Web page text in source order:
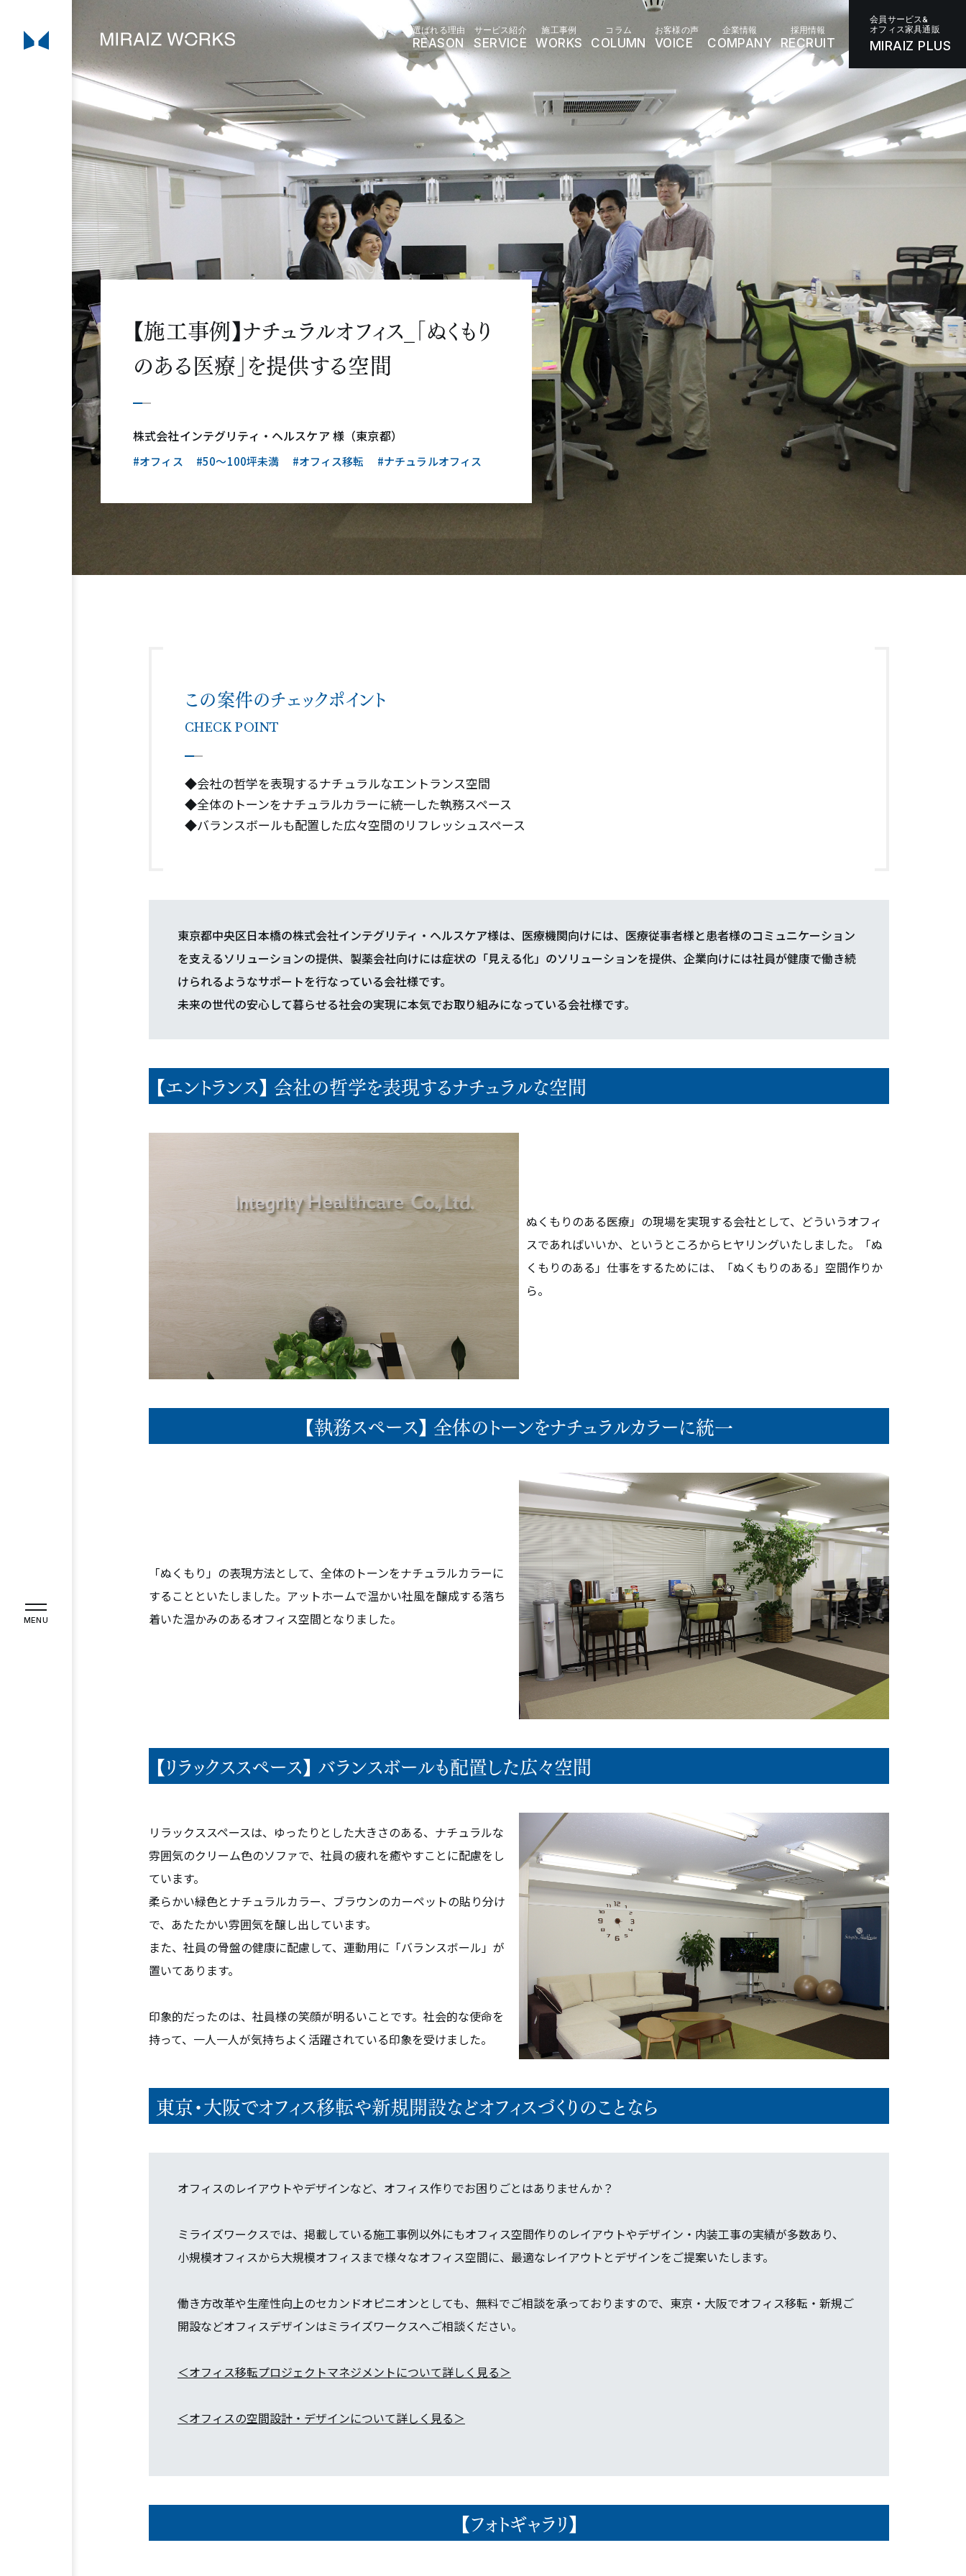
選ばれる理由
REASON
サービス紹介
SERVICE
施工事例
WORKS
コラム
COLUMN
お客様の声
VOICE
企業情報
COMPANY
採用情報
RECRUIT
会員サービス&
オフィス家具通販
MIRAIZ PLUS
MENU VOICE
RECRUIT 採用情報
Instagram Facebook
FAQ よくあるご質問
無料相談・お問い合わせ
オフィスデザイン/費用の
シミュレーション
会員サービス&オフィス家具通販
MIRAIZ PLUS
ミライズプラス
【施工事例】ナチュラルオフィス_「ぬくもり
のある医療」を提供する空間
株式会社インテグリティ・ヘルスケア 様（東京都）
#オフィス #50〜100坪未満 #オフィス移転 #ナチュラルオフィス
この案件のチェックポイント
CHECK POINT
◆会社の哲学を表現するナチュラルなエントランス空間
◆全体のトーンをナチュラルカラーに統一した執務スペース
◆バランスボールも配置した広々空間のリフレッシュスペース
東京都中央区日本橋の株式会社インテグリティ・ヘルスケア様は、医療機関向けには、医療従事者様と患者様のコミュニケーション
を支えるソリューションの提供、製薬会社向けには症状の「見える化」のソリューションを提供、企業向けには社員が健康で働き続
けられるようなサポートを行なっている会社様です。
未来の世代の安心して暮らせる社会の実現に本気でお取り組みになっている会社様です。
【エントランス】 会社の哲学を表現するナチュラルな空間
ぬくもりのある医療」の現場を実現する会社として、どういうオフィ
スであればいいか、というところからヒヤリングいたしました。「ぬ
くもりのある」仕事をするためには、「ぬくもりのある」空間作りか
ら。
【執務スペース】 全体のトーンをナチュラルカラーに統一
「ぬくもり」の表現方法として、全体のトーンをナチュラルカラーに
することといたしました。アットホームで温かい社風を醸成する落ち
着いた温かみのあるオフィス空間となりました。
【リラックススペース】 バランスボールも配置した広々空間
リラックススペースは、ゆったりとした大きさのある、ナチュラルな
雰囲気のクリーム色のソファで、社員の疲れを癒やすことに配慮をし
ています。
柔らかい緑色とナチュラルカラー、ブラウンのカーペットの貼り分け
で、あたたかい雰囲気を醸し出しています。
また、社員の骨盤の健康に配慮して、運動用に「バランスボール」が
置いてあります。
印象的だったのは、社員様の笑顔が明るいことです。社会的な使命を
持って、一人一人が気持ちよく活躍されている印象を受けました。
東京・大阪でオフィス移転や新規開設などオフィスづくりのことなら
オフィスのレイアウトやデザインなど、オフィス作りでお困りごとはありませんか？
ミライズワークスでは、掲載している施工事例以外にもオフィス空間作りのレイアウトやデザイン・内装工事の実績が多数あり、
小規模オフィスから大規模オフィスまで様々なオフィス空間に、最適なレイアウトとデザインをご提案いたします。
働き方改革や生産性向上のセカンドオピニオンとしても、無料でご相談を承っておりますので、東京・大阪でオフィス移転・新規ご
開設などオフィスデザインはミライズワークスへご相談ください。
＜オフィス移転プロジェクトマネジメントについて詳しく見る＞
＜オフィスの空間設計・デザインについて詳しく見る＞
【フォトギャラリ】